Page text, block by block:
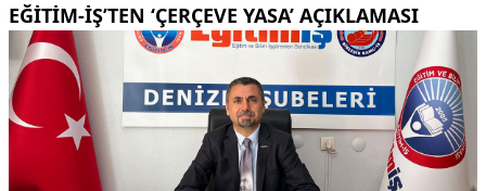
EĞITIM-İŞ’TEN ‘ÇERÇEVE YASA’ AÇIKLAMASI